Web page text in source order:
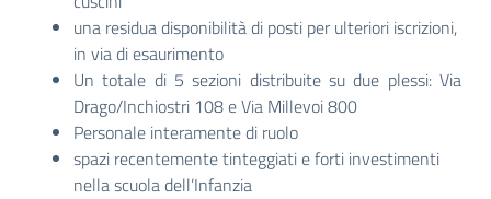
una residua disponibilità di posti per ulteriori iscrizioni,
in via di esaurimento
Un totale di 5 sezioni distribuite su due plessi: Via
Drago/Inchiostri 108 e Via Millevoi 800
Personale interamente di ruolo
spazi recentemente tinteggiati e forti investimenti
nella scuola dell’Infanzia